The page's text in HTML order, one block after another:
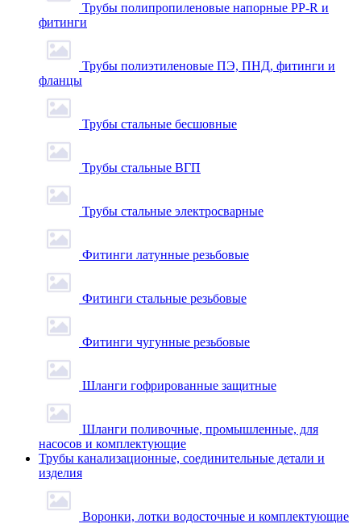
Трубы полипропиленовые напорные PP-R и
фитинги
Трубы полиэтиленовые ПЭ, ПНД, фитинги и
фланцы
Трубы стальные бесшовные
Трубы стальные ВГП
Трубы стальные электросварные
Фитинги латунные резьбовые
Фитинги стальные резьбовые
Фитинги чугунные резьбовые
Шланги гофрированные защитные
Шланги поливочные, промышленные, для
насосов и комплектующие
Трубы канализационные, соединительные детали и
изделия
Воронки, лотки водосточные и комплектующие